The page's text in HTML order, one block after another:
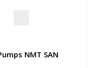
NMT SAN